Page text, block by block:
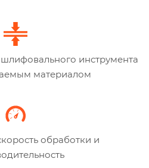
инструмента
материалом
обработки и